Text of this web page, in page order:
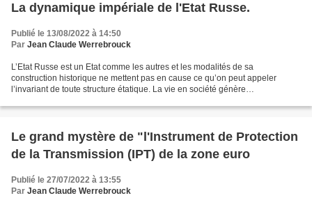
La dynamique impériale de l'Etat Russe.
Publié le 13/08/2022 à 14:50
Par Jean Claude Werrebrouck
L’Etat Russe est un Etat comme les autres et les modalités de sa
construction historique ne mettent pas en cause ce qu’on peut appeler
l’invariant de toute structure étatique. La vie en société génère
Le grand mystère de "l'Instrument de Protection
de la Transmission (IPT) de la zone euro
Publié le 27/07/2022 à 13:55
Par Jean Claude Werrebrouck